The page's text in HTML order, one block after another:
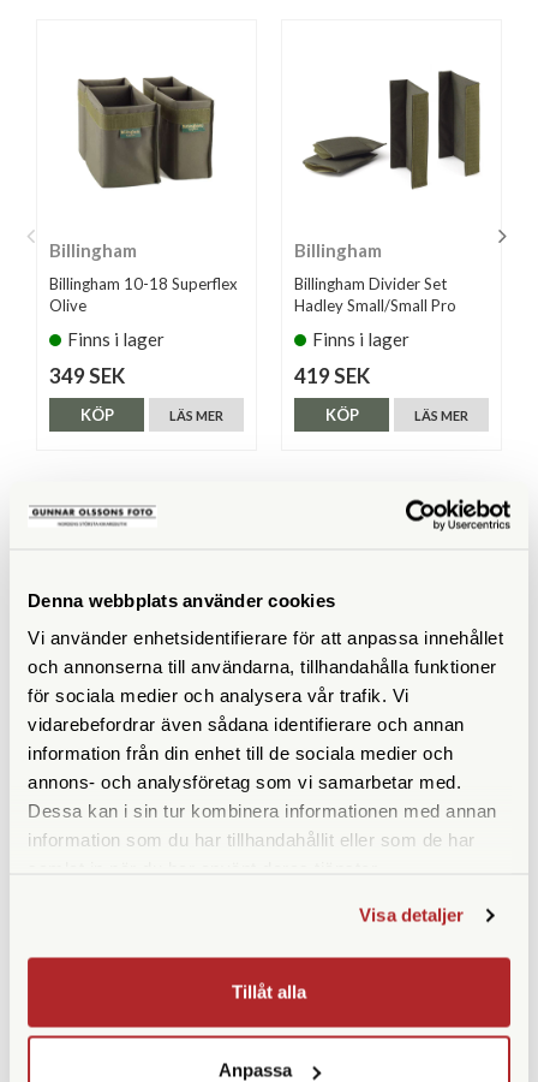
Denna webbplats använder cookies
Vi använder enhetsidentifierare för att anpassa innehållet
och annonserna till användarna, tillhandahålla funktioner
för sociala medier och analysera vår trafik. Vi
vidarebefordrar även sådana identifierare och annan
information från din enhet till de sociala medier och
annons- och analysföretag som vi samarbetar med.
Dessa kan i sin tur kombinera informationen med annan
information som du har tillhandahållit eller som de har
Visa detaljer
Tillåt alla
Anpassa
Billingham
Billingham 10-18 Superflex
Olive
Finns i lager
349 SEK
LÄS MER
KÖP
Billingham
Billingham Divider Set
Hadley Small/Small Pro
Finns i lager
419 SEK
LÄS MER
KÖP